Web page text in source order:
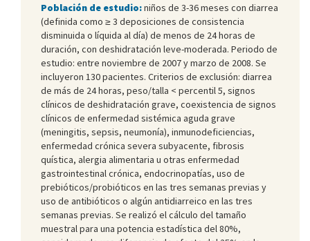
Población de estudio:niños de 3-36 meses con diarrea
(definida como ≥ 3 deposiciones de consistencia
disminuida o líquida al día) de menos de 24 horas de
duración, con deshidratación leve-moderada. Periodo de
estudio: entre noviembre de 2007 y marzo de 2008. Se
incluyeron 130 pacientes. Criterios de exclusión: diarrea
de más de 24 horas, peso/talla < percentil 5, signos
clínicos de deshidratación grave, coexistencia de signos
clínicos de enfermedad sistémica aguda grave
(meningitis, sepsis, neumonía), inmunodeficiencias,
enfermedad crónica severa subyacente, fibrosis
quística, alergia alimentaria u otras enfermedad
gastrointestinal crónica, endocrinopatías, uso de
prebióticos/probióticos en las tres semanas previas y
uso de antibióticos o algún antidiarreico en las tres
semanas previas. Se realizó el cálculo del tamaño
muestral para una potencia estadística del 80%,